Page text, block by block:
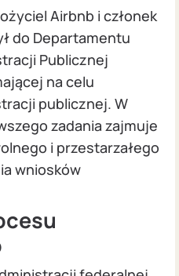
Airbnb i członek
do Departamentu
Publicznej
na celu
publicznej. W
zadania zajmuje
i przestarzałego
wniosków